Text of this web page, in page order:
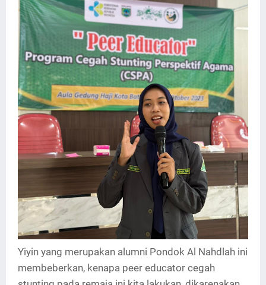
Yiyin yang merupakan alumni Pondok Al Nahdlah ini
membeberkan, kenapa peer educator cegah